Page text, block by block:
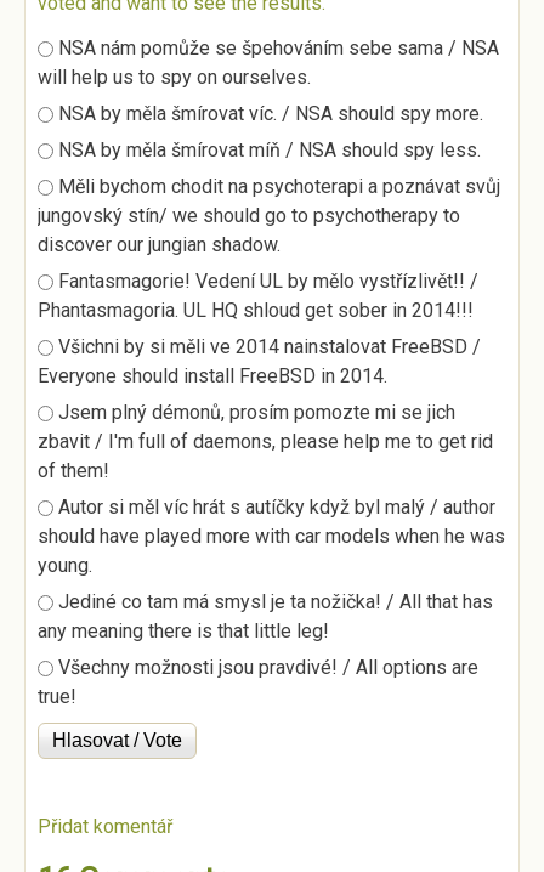
Možnosti výběru
NSA nám pomůže se špehováním sebe sama / NSA
will help us to spy on ourselves.
NSA by měla šmírovat víc. / NSA should spy more.
NSA by měla šmírovat míň / NSA should spy less.
Měli bychom chodit na psychoterapi a poznávat svůj
jungovský stín/ we should go to psychotherapy to
discover our jungian shadow.
Fantasmagorie! Vedení UL by mělo vystřízlivět!! /
Phantasmagoria. UL HQ shloud get sober in 2014!!!
Všichni by si měli ve 2014 nainstalovat FreeBSD /
Everyone should install FreeBSD in 2014.
Jsem plný démonů, prosím pomozte mi se jich
zbavit / I'm full of daemons, please help me to get rid
of them!
Autor si měl víc hrát s autíčky když byl malý / author
should have played more with car models when he was
young.
Jediné co tam má smysl je ta nožička! / All that has
any meaning there is that little leg!
Všechny možnosti jsou pravdivé! / All options are
true!
Přidat komentář